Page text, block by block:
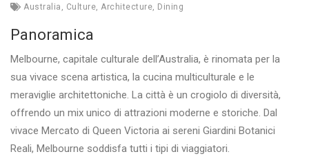
Australia , Culture, Architecture, Dining
Panoramica
Melbourne, capitale culturale dell’Australia, è rinomata per la
sua vivace scena artistica, la cucina multiculturale e le
meraviglie architettoniche. La città è un crogiolo di diversità,
offrendo un mix unico di attrazioni moderne e storiche. Dal
vivace Mercato di Queen Victoria ai sereni Giardini Botanici
Reali, Melbourne soddisfa tutti i tipi di viaggiatori.